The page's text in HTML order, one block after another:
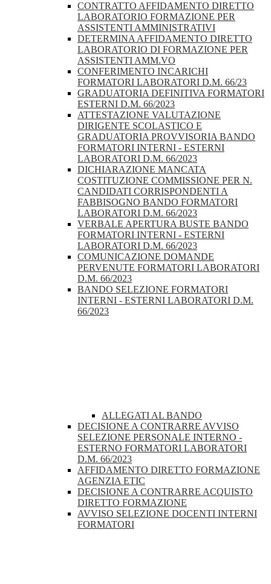
CONTRATTO AFFIDAMENTO DIRETTO
LABORATORIO FORMAZIONE PER
ASSISTENTI AMMINISTRATIVI
DETERMINA AFFIDAMENTO DIRETTO
LABORATORIO DI FORMAZIONE PER
ASSISTENTI AMM.VO
CONFERIMENTO INCARICHI
FORMATORI LABORATORI D.M. 66/23
GRADUATORIA DEFINITIVA FORMATORI
ESTERNI D.M. 66/2023
ATTESTAZIONE VALUTAZIONE
DIRIGENTE SCOLASTICO E
GRADUATORIA PROVVISORIA BANDO
FORMATORI INTERNI - ESTERNI
LABORATORI D.M. 66/2023
DICHIARAZIONE MANCATA
COSTITUZIONE COMMISSIONE PER N.
CANDIDATI CORRISPONDENTI A
FABBISOGNO BANDO FORMATORI
LABORATORI D.M. 66/2023
VERBALE APERTURA BUSTE BANDO
FORMATORI INTERNI - ESTERNI
LABORATORI D.M. 66/2023
COMUNICAZIONE DOMANDE
PERVENUTE FORMATORI LABORATORI
D.M. 66/2023
BANDO SELEZIONE FORMATORI
INTERNI - ESTERNI LABORATORI D.M.
66/2023
ALLEGATI AL BANDO
DECISIONE A CONTRARRE AVVISO
SELEZIONE PERSONALE INTERNO -
ESTERNO FORMATORI LABORATORI
D.M. 66/2023
AFFIDAMENTO DIRETTO FORMAZIONE
AGENZIA ETIC
DECISIONE A CONTRARRE ACQUISTO
DIRETTO FORMAZIONE
AVVISO SELEZIONE DOCENTI INTERNI
FORMATORI